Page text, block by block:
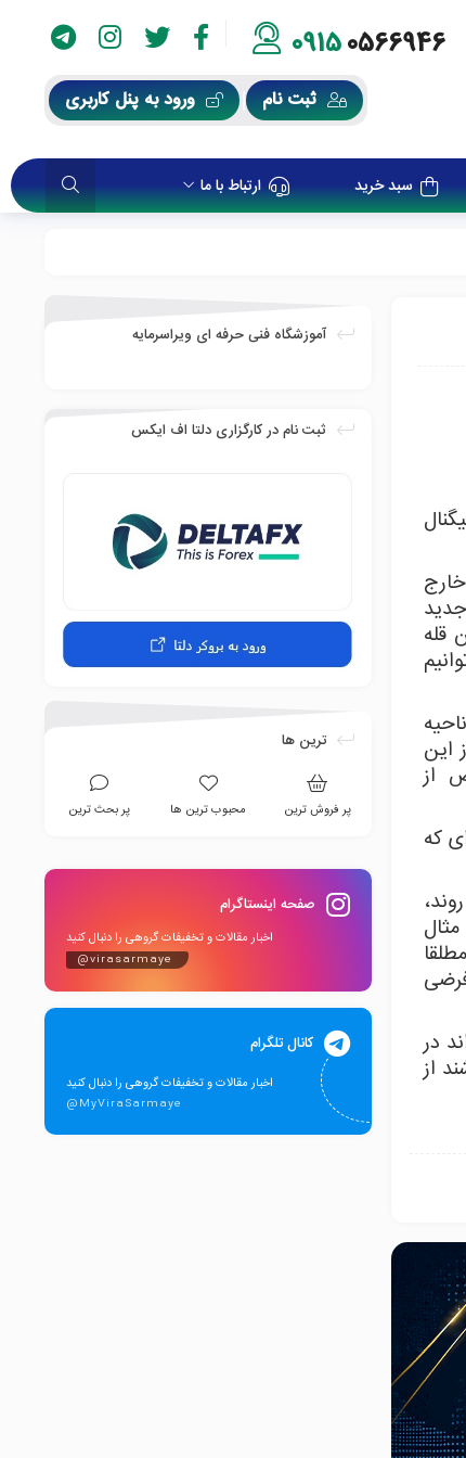
09150566946
ثبت نام ورود به پنل کاربری
سبد خرید ارتباط با ما
جدید
قله
این
از
که
در
از
آموزشگاه فنی حرفه ای ویراسرمایه
ثبت نام در کارگزاری دلتا اف ایکس
ترین ها
پر فروش ترین محبوب ترین ها پر بحث ترین
صفحه اینستاگرام
اخبار مقالات و تخفیفات گروهی را دنبال کنید
@virasarmaye
کانال تلگرام
اخبار مقالات و تخفیفات گروهی را دنبال کنید
@MyViraSarmaye